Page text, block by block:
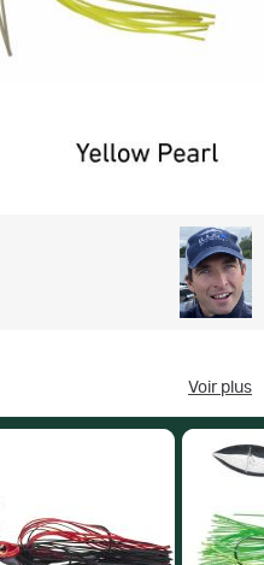
Voir plus